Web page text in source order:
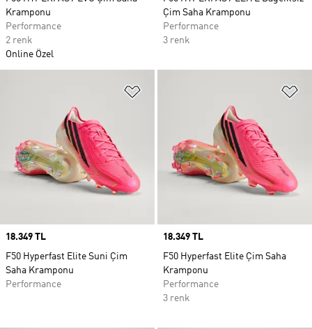
Kramponu
Performance
2 renk
Online Özel
Çim Saha Kramponu
Performance
3 renk
Price
18.349 TL
F50 Hyperfast Elite Suni Çim
Saha Kramponu
Performance
Price
18.349 TL
F50 Hyperfast Elite Çim Saha
Kramponu
Performance
3 renk